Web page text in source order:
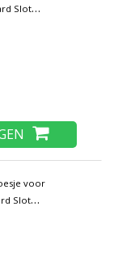
Slot
- Geel
voor
Slot
- Geel